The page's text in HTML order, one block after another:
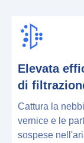
Elevata
di
Cattura la
vernice e le
sospese